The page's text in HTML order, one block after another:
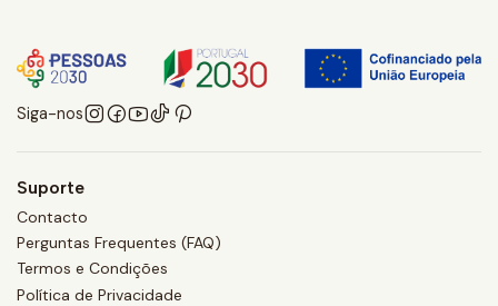
Siga-nos
Suporte
Contacto
Perguntas Frequentes (FAQ)
Termos e Condições
Política de Privacidade